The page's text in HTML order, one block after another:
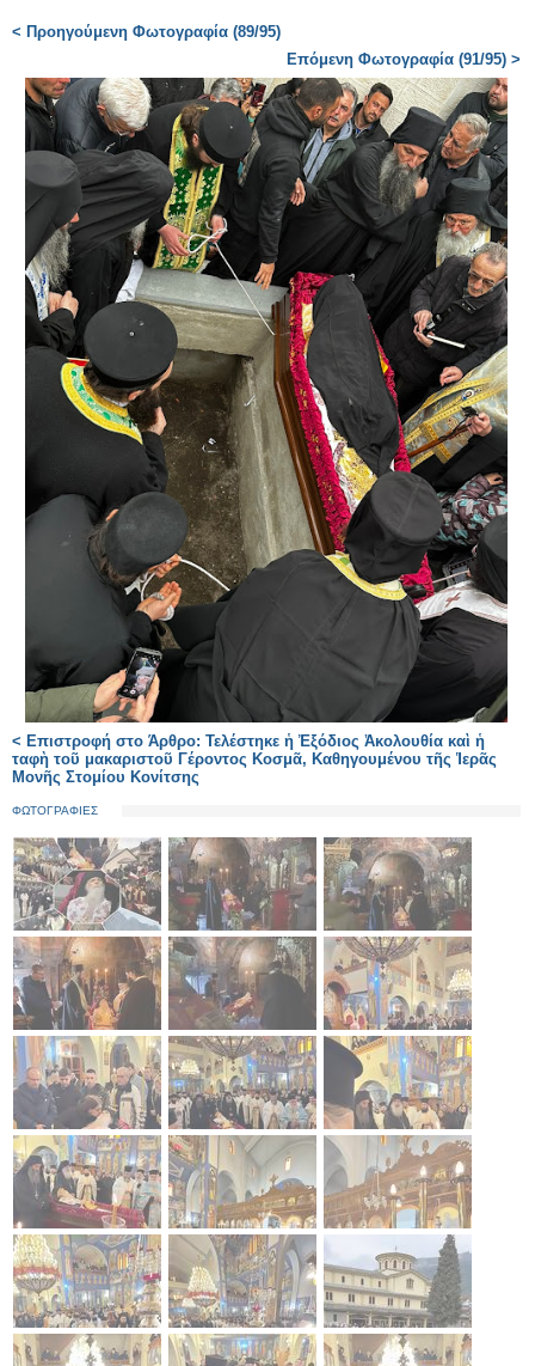
< Προηγούμενη Φωτογραφία (89/95)
Επόμενη Φωτογραφία (91/95) >
< Επιστροφή στο Άρθρο: Τελέστηκε ἡ Ἐξόδιος Ἀκολουθία καὶ ἡ
ταφὴ τοῦ μακαριστοῦ Γέροντος Κοσμᾶ, Καθηγουμένου τῆς Ἱερᾶς
Μονῆς Στομίου Κονίτσης
ΦΩΤΟΓΡΑΦΙΕΣ